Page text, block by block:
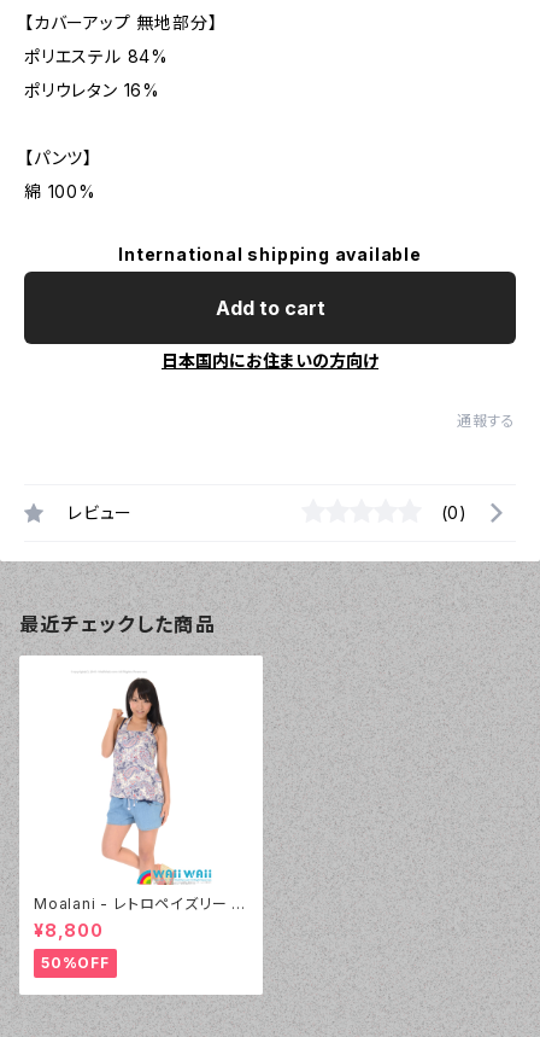
【カバーアップ 無地部分】
ポリエステル 84%
ポリウレタン 16%
【パンツ】
綿 100%
International shipping available
Add to cart
日本国内にお住まいの方向け
通報する
レビュー (0)
最近チェックした商品
Moalani - レトロペイズリー 4
点セット（3601 - 75:ネイビー
ブルー）
¥8,800
50%OFF